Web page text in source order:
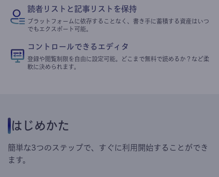
読者リストと記事リストを保持
プラットフォームに依存することなく、書き手に蓄積する資産はいつ
でもエクスポート可能。
コントロールできるエディタ
登録や閲覧制限を自由に設定可能。どこまで無料で読めるか？など柔
軟に決められます。
はじめかた
簡単な3つのステップで、すぐに利用開始することができ
ます。